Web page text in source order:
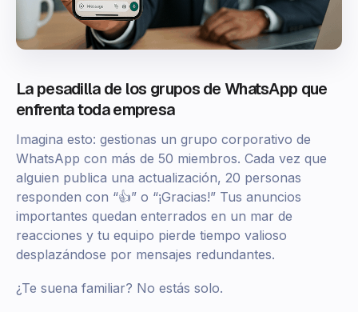
La pesadilla de los grupos de WhatsApp que
enfrenta toda empresa
Imagina esto: gestionas un grupo corporativo de
WhatsApp con más de 50 miembros. Cada vez que
alguien publica una actualización, 20 personas
responden con “👍” o “¡Gracias!” Tus anuncios
importantes quedan enterrados en un mar de
reacciones y tu equipo pierde tiempo valioso
desplazándose por mensajes redundantes.
¿Te suena familiar? No estás solo.